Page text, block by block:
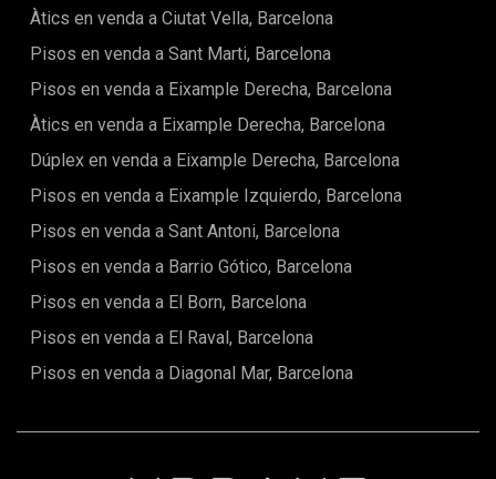
informació.
Àtics en venda a Ciutat Vella, Barcelona
Pisos en venda a Sant Marti, Barcelona
Pisos en venda a Eixample Derecha, Barcelona
Àtics en venda a Eixample Derecha, Barcelona
Dúplex en venda a Eixample Derecha, Barcelona
Pisos en venda a Eixample Izquierdo, Barcelona
Pisos en venda a Sant Antoni, Barcelona
Pisos en venda a Barrio Gótico, Barcelona
Pisos en venda a El Born, Barcelona
Pisos en venda a El Raval, Barcelona
Pisos en venda a Diagonal Mar, Barcelona